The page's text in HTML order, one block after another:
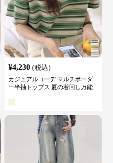
¥4,230 (税込)
カジュアルコーデ マルチボーダ
ー半袖トップス 夏の着回し万能